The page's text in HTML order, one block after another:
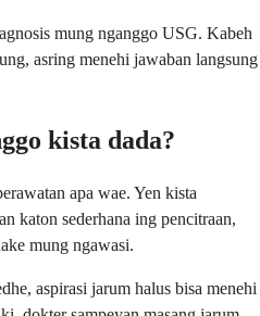
mung nganggo USG. Kabeh
asring menehi jawaban langsung
kista dada?
apa wae. Yen kista
katon sederhana ing pencitraan,
mung ngawasi.
aspirasi jarum halus bisa menehi